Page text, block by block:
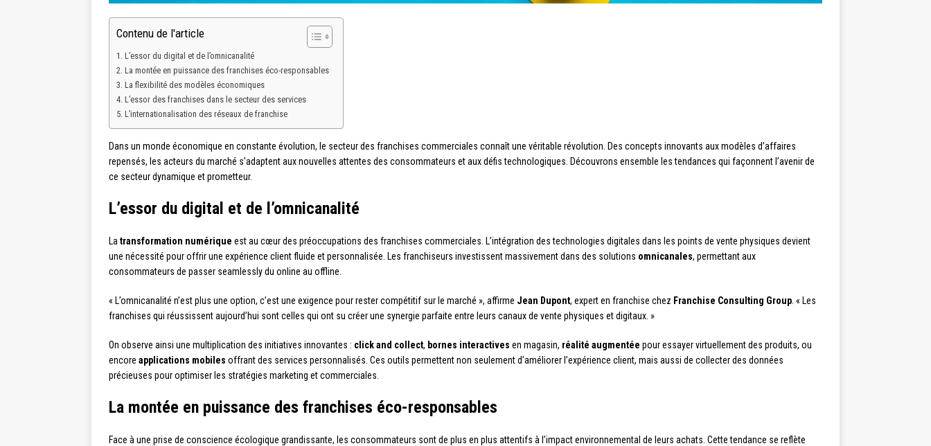
Contenu de l'article
L’essor du digital et de l’omnicanalité
La montée en puissance des franchises éco-responsables
La flexibilité des modèles économiques
L’essor des franchises dans le secteur des services
L’internationalisation des réseaux de franchise
Dans un monde économique en constante évolution, le secteur des franchises commerciales connaît une véritable révolution. Des concepts innovants aux modèles d’affaires
repensés, les acteurs du marché s’adaptent aux nouvelles attentes des consommateurs et aux défis technologiques. Découvrons ensemble les tendances qui façonnent l’avenir de
ce secteur dynamique et prometteur.
L’essor du digital et de l’omnicanalité
La transformation numérique est au cœur des préoccupations des franchises commerciales. L’intégration des technologies digitales dans les points de vente physiques devient
une nécessité pour offrir une expérience client fluide et personnalisée. Les franchiseurs investissent massivement dans des solutions omnicanales, permettant aux
consommateurs de passer seamlessly du online au offline.
« L’omnicanalité n’est plus une option, c’est une exigence pour rester compétitif sur le marché », affirme Jean Dupont, expert en franchise chez Franchise Consulting Group . « Les
franchises qui réussissent aujourd’hui sont celles qui ont su créer une synergie parfaite entre leurs canaux de vente physiques et digitaux. »
On observe ainsi une multiplication des initiatives innovantes : click and collect, bornes interactives en magasin, réalité augmentée pour essayer virtuellement des produits, ou
encore applications mobiles offrant des services personnalisés. Ces outils permettent non seulement d’améliorer l’expérience client, mais aussi de collecter des données
précieuses pour optimiser les stratégies marketing et commerciales.
La montée en puissance des franchises éco-responsables
Face à une prise de conscience écologique grandissante, les consommateurs sont de plus en plus attentifs à l’impact environnemental de leurs achats. Cette tendance se reflète